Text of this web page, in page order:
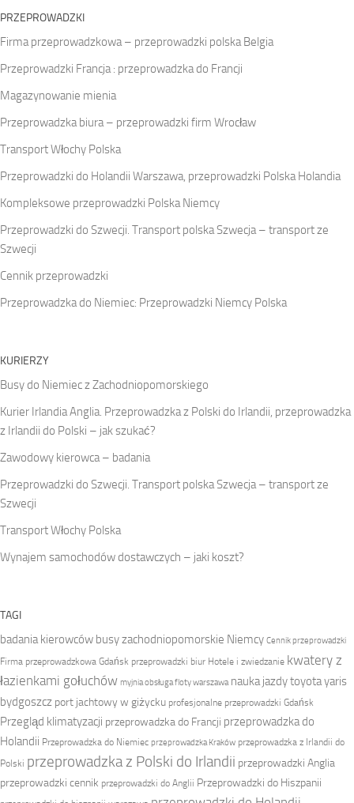
PRZEPROWADZKI
Firma przeprowadzkowa – przeprowadzki polska Belgia
Przeprowadzki Francja : przeprowadzka do Francji
Magazynowanie mienia
Przeprowadzka biura – przeprowadzki firm Wrocław
Transport Włochy Polska
Przeprowadzki do Holandii Warszawa, przeprowadzki Polska Holandia
Kompleksowe przeprowadzki Polska Niemcy
Przeprowadzki do Szwecji. Transport polska Szwecja – transport ze
Szwecji
Cennik przeprowadzki
Przeprowadzka do Niemiec: Przeprowadzki Niemcy Polska
KURIERZY
Busy do Niemiec z Zachodniopomorskiego
Kurier Irlandia Anglia. Przeprowadzka z Polski do Irlandii, przeprowadzka
z Irlandii do Polski – jak szukać?
Zawodowy kierowca – badania
Przeprowadzki do Szwecji. Transport polska Szwecja – transport ze
Szwecji
Transport Włochy Polska
Wynajem samochodów dostawczych – jaki koszt?
TAGI
badania kierowców busy zachodniopomorskie Niemcy Cennik przeprowadzki
Firma przeprowadzkowa Gdańsk przeprowadzki biur Hotele i zwiedzanie kwatery z
łazienkami gołuchów myjnia obsługa floty warszawa nauka jazdy toyota yaris
bydgoszcz port jachtowy w giżycku profesjonalne przeprowadzki Gdańsk
Przegląd klimatyzacji przeprowadzka do Francji przeprowadzka do
Holandii Przeprowadzka do Niemiec przeprowadzka Kraków przeprowadzka z Irlandii do
Polski przeprowadzka z Polski do Irlandii przeprowadzki Anglia
przeprowadzki cennik przeprowadzki do Anglii Przeprowadzki do Hiszpanii